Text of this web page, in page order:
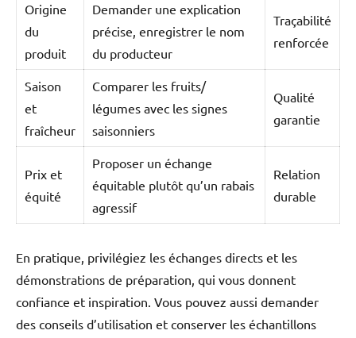
Origine
du
produit
Demander une explication
précise, enregistrer le nom
du producteur
Traçabilité
renforcée
Saison
et
fraîcheur
Comparer les fruits/
légumes avec les signes
saisonniers
Qualité
garantie
Prix et
équité
Proposer un échange
équitable plutôt qu’un rabais
agressif
Relation
durable
En pratique, privilégiez les échanges directs et les
démonstrations de préparation, qui vous donnent
confiance et inspiration. Vous pouvez aussi demander
des conseils d’utilisation et conserver les échantillons